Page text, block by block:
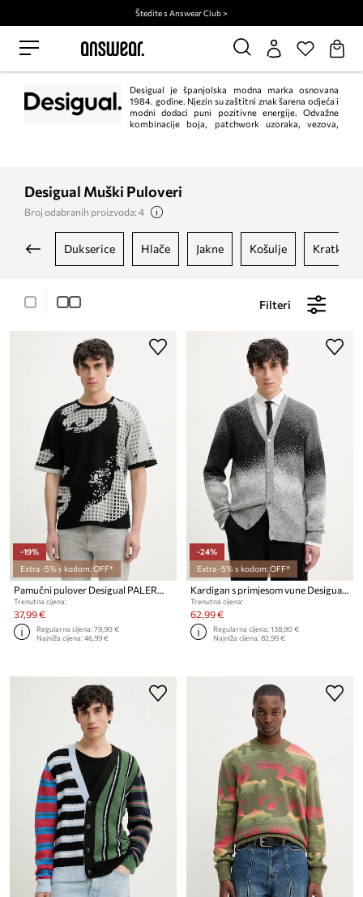
Štedite s Answear Club >
Desigual je španjolska modna marka osnovana
1984. godine. Njezin su zaštitni znak šarena odjeća i
modni dodaci puni pozitivne energije. Odvažne
kombinacije boja, patchwork uzoraka, vezova,
Desigual Muški Puloveri
Broj odabranih proizvoda: 4
dukserice hlače jakne košulje kratke
Filteri
-19%
Extra -5% s kodom: OFF*
Pamučni pulover Desigual PALERMO
Trenutna cijena:
37,99 €
Regularna cijena:79,90 €
Najniža cijena:46,99 €
-24%
Extra -5% s kodom: OFF*
Kardigan s primjesom vune Desigual MANCHESTER
Trenutna cijena:
62,99 €
Regularna cijena:138,90 €
Najniža cijena:82,99 €